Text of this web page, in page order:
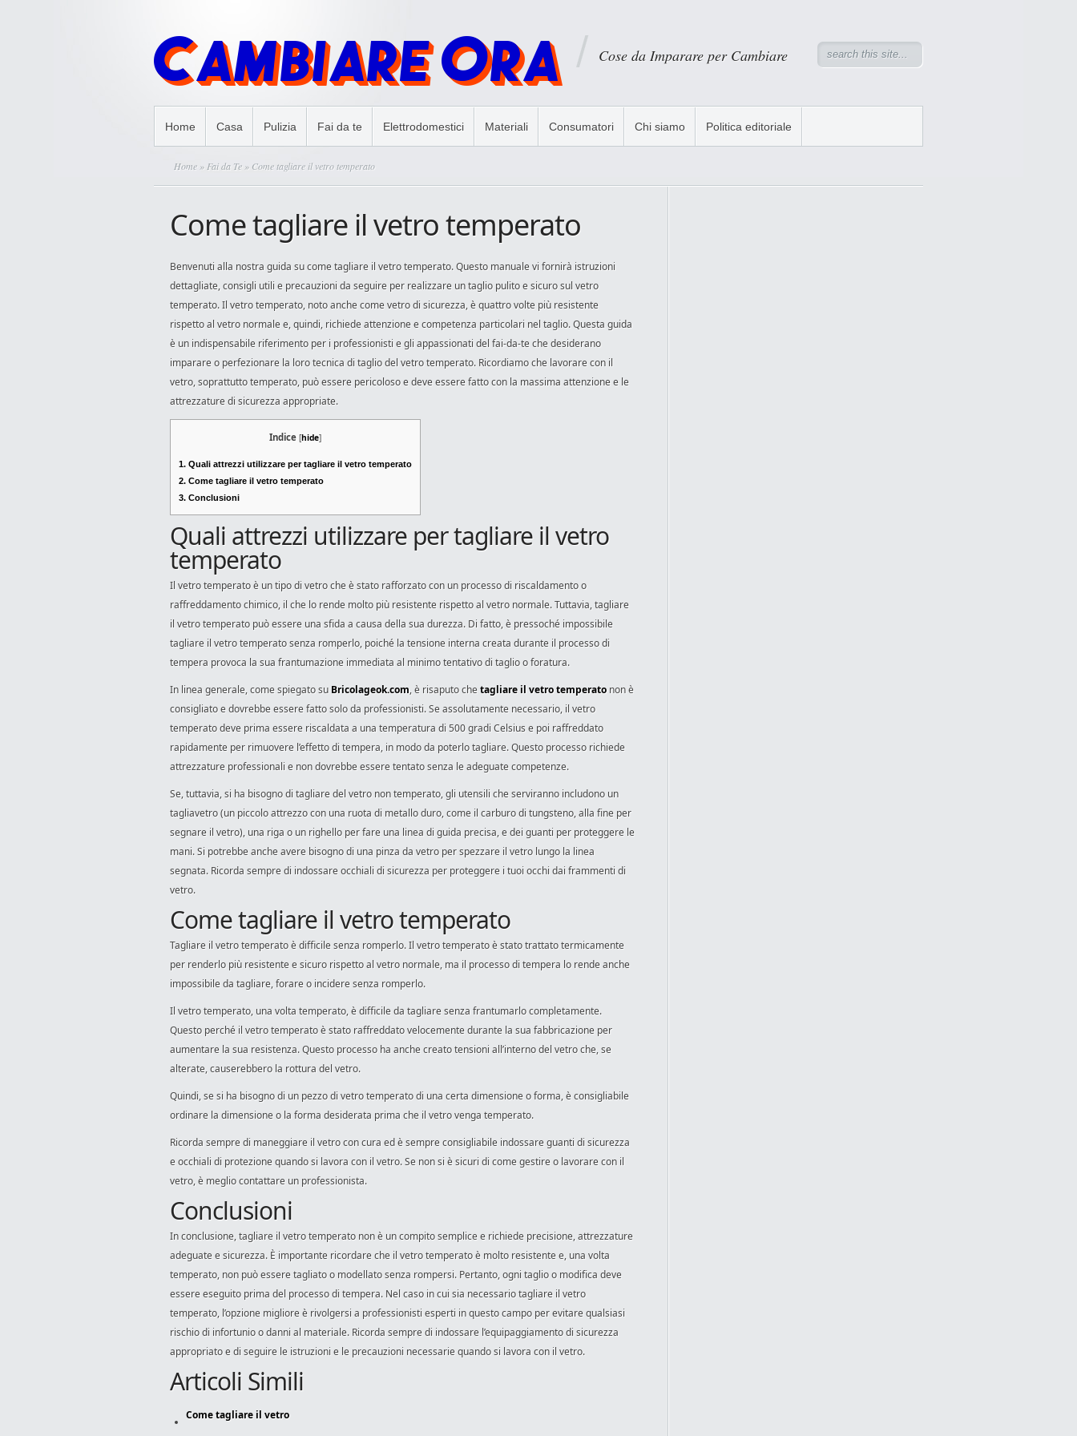
Cose da Imparare per Cambiare
Home Casa Pulizia Fai da te Elettrodomestici Materiali Consumatori Chi siamo Politica editoriale
Home » Fai da Te » Come tagliare il vetro temperato
Come tagliare il vetro temperato
Benvenuti alla nostra guida su come tagliare il vetro temperato. Questo manuale vi fornirà istruzioni
dettagliate, consigli utili e precauzioni da seguire per realizzare un taglio pulito e sicuro sul vetro
temperato. Il vetro temperato, noto anche come vetro di sicurezza, è quattro volte più resistente
rispetto al vetro normale e, quindi, richiede attenzione e competenza particolari nel taglio. Questa guida
è un indispensabile riferimento per i professionisti e gli appassionati del fai-da-te che desiderano
imparare o perfezionare la loro tecnica di taglio del vetro temperato. Ricordiamo che lavorare con il
vetro, soprattutto temperato, può essere pericoloso e deve essere fatto con la massima attenzione e le
attrezzature di sicurezza appropriate.
Indice [hide]
1. Quali attrezzi utilizzare per tagliare il vetro temperato
2. Come tagliare il vetro temperato
3. Conclusioni
Quali attrezzi utilizzare per tagliare il vetro
temperato
Il vetro temperato è un tipo di vetro che è stato rafforzato con un processo di riscaldamento o
raffreddamento chimico, il che lo rende molto più resistente rispetto al vetro normale. Tuttavia, tagliare
il vetro temperato può essere una sfida a causa della sua durezza. Di fatto, è pressoché impossibile
tagliare il vetro temperato senza romperlo, poiché la tensione interna creata durante il processo di
tempera provoca la sua frantumazione immediata al minimo tentativo di taglio o foratura.
In linea generale, come spiegato su Bricolageok.com, è risaputo chetagliare il vetro temperato non è
consigliato e dovrebbe essere fatto solo da professionisti. Se assolutamente necessario, il vetro
temperato deve prima essere riscaldata a una temperatura di 500 gradi Celsius e poi raffreddato
rapidamente per rimuovere l’effetto di tempera, in modo da poterlo tagliare. Questo processo richiede
attrezzature professionali e non dovrebbe essere tentato senza le adeguate competenze.
Se, tuttavia, si ha bisogno di tagliare del vetro non temperato, gli utensili che serviranno includono un
tagliavetro (un piccolo attrezzo con una ruota di metallo duro, come il carburo di tungsteno, alla fine per
segnare il vetro), una riga o un righello per fare una linea di guida precisa, e dei guanti per proteggere le
mani. Si potrebbe anche avere bisogno di una pinza da vetro per spezzare il vetro lungo la linea
segnata. Ricorda sempre di indossare occhiali di sicurezza per proteggere i tuoi occhi dai frammenti di
vetro.
Come tagliare il vetro temperato
Tagliare il vetro temperato è difficile senza romperlo. Il vetro temperato è stato trattato termicamente
per renderlo più resistente e sicuro rispetto al vetro normale, ma il processo di tempera lo rende anche
impossibile da tagliare, forare o incidere senza romperlo.
Il vetro temperato, una volta temperato, è difficile da tagliare senza frantumarlo completamente.
Questo perché il vetro temperato è stato raffreddato velocemente durante la sua fabbricazione per
aumentare la sua resistenza. Questo processo ha anche creato tensioni all’interno del vetro che, se
alterate, causerebbero la rottura del vetro.
Quindi, se si ha bisogno di un pezzo di vetro temperato di una certa dimensione o forma, è consigliabile
ordinare la dimensione o la forma desiderata prima che il vetro venga temperato.
Ricorda sempre di maneggiare il vetro con cura ed è sempre consigliabile indossare guanti di sicurezza
e occhiali di protezione quando si lavora con il vetro. Se non si è sicuri di come gestire o lavorare con il
vetro, è meglio contattare un professionista.
Conclusioni
In conclusione, tagliare il vetro temperato non è un compito semplice e richiede precisione, attrezzature
adeguate e sicurezza. È importante ricordare che il vetro temperato è molto resistente e, una volta
temperato, non può essere tagliato o modellato senza rompersi. Pertanto, ogni taglio o modifica deve
essere eseguito prima del processo di tempera. Nel caso in cui sia necessario tagliare il vetro
temperato, l’opzione migliore è rivolgersi a professionisti esperti in questo campo per evitare qualsiasi
rischio di infortunio o danni al materiale. Ricorda sempre di indossare l’equipaggiamento di sicurezza
appropriato e di seguire le istruzioni e le precauzioni necessarie quando si lavora con il vetro.
Articoli Simili
Come tagliare il vetro